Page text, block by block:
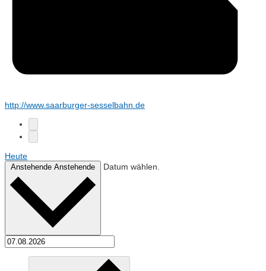
http://www.saarburger-sesselbahn.de
Heute
Anstehende Anstehende Datum wählen.